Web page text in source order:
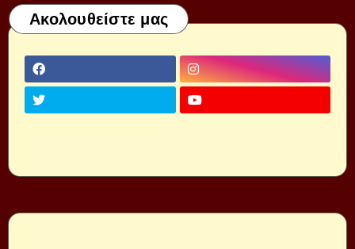
Ακολουθείστε μας